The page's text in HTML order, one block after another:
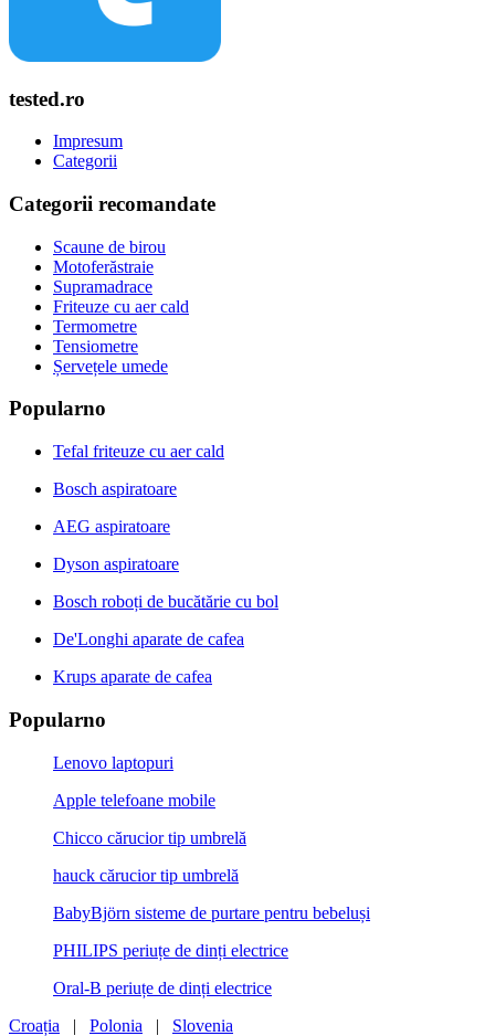
tested.ro
Impresum
Categorii
Categorii recomandate
Scaune de birou
Motoferăstraie
Supramadrace
Friteuze cu aer cald
Termometre
Tensiometre
Șervețele umede
Popularno
Tefal friteuze cu aer cald
Bosch aspiratoare
AEG aspiratoare
Dyson aspiratoare
Bosch roboți de bucătărie cu bol
De'Longhi aparate de cafea
Krups aparate de cafea
Popularno
Lenovo laptopuri
Apple telefoane mobile
Chicco cărucior tip umbrelă
hauck cărucior tip umbrelă
BabyBjörn sisteme de purtare pentru bebeluși
PHILIPS periuțe de dinți electrice
Oral-B periuțe de dinți electrice
Croația | Polonia | Slovenia